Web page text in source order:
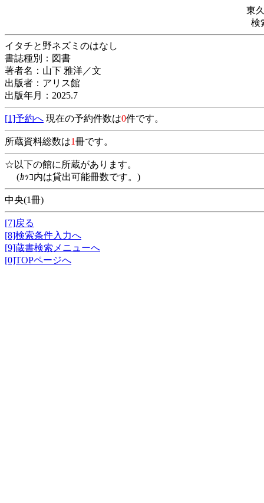
東
検
イタチと野ネズミのはなし
書誌種別：図書
著者名：山下 雅洋／文
出版者：アリス館
出版年月：2025.7
[1]予約へ 現在の予約件数は0件です。
所蔵資料総数は1冊です。
☆以下の館に所蔵があります。
(ｶｯｺ内は貸出可能冊数です。)
中央(1冊)
[7]戻る
[8]検索条件入力へ
[9]蔵書検索メニューへ
[0]TOPページへ